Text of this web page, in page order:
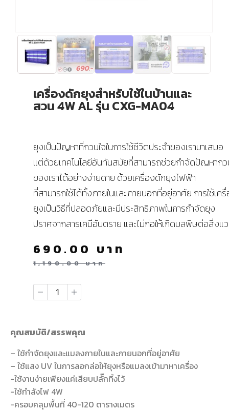
เครื่องดักยุงสำหรับใช้ในบ้านและ
สวน 4W AL รุ่น CXG-MA04
ยุงเป็นปัญหาที่กวนใจในการใช้ชีวิตประจำของเรามาเสมอ
แต่ด้วยเทคโนโลยีอันทันสมัยที่สามารถช่วยกำจัดปัญหากว
ของเราได้อย่างง่ายดาย ด้วยเครื่องดักยุงไฟฟ้า
ที่สามารถใช้ได้ทั้งภายในและภายนอกที่อยู่อาศัย การใช้เค
ยุงเป็นวิธีที่ปลอดภัยและมีประสิทธิภาพในการกำจัดยุง
ปราศจากสารเคมีอันตราย และไม่ก่อให้เกิดมลพิษต่อสิ่งแ
1,190.00บาท
690.00 บาท
คุณสมบัติ/สรรพคุณ
– ใช้กำจัดยุงและแมลงภายในและภายนอกที่อยู่อาศัย
– ใช้แสง UV ในการลอกล่อให้ยุงหรือแมลงเข้ามาหาเครื่อง
-ใช้งานง่ายเพียงแค่เสียบปลั๊กทิ้งไว้
-ใช้กำลังไฟ 4W
-ครอบคลุมพื้นที่ 40-120 ตารางเมตร